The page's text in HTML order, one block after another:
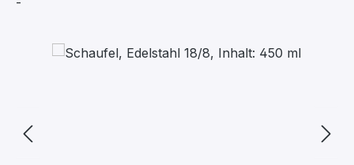
Bildergalerie überspringen